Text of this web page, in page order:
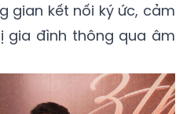
là một chương trình
3 thế hệ” được xây
gian kết nối ký ức, cảm
gia đình thông qua âm